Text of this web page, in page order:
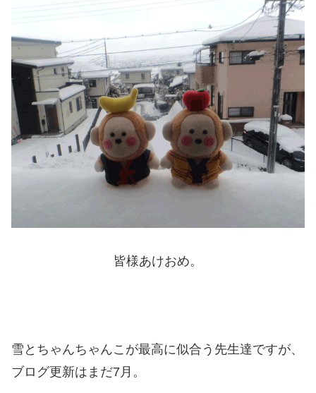
皆様あけおめ。
雪とちゃんちゃんこが最高に似合う先生達ですが、
ブログ更新はまだ7月。